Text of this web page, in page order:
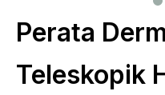
Perata
Teleskopik